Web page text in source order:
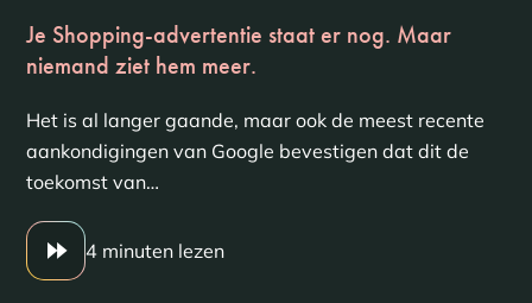
Je Shopping-advertentie staat er nog. Maar
niemand ziet hem meer.
Het is al langer gaande, maar ook de meest recente
aankondigingen van Google bevestigen dat dit de
toekomst van…
4 minuten lezen